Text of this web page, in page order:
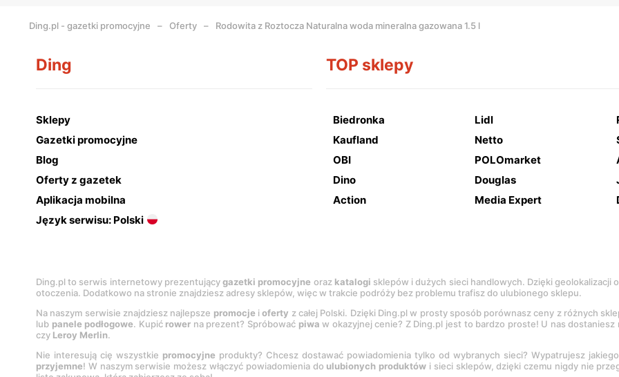
Ding.pl - gazetki promocyjne Oferty Rodowita z Roztocza Naturalna woda mineralna gazowana 1.5 l
Ding
Sklepy
Gazetki promocyjne
Blog
Oferty z gazetek
Aplikacja mobilna
Język serwisu: Polski
TOP sklepy
Biedronka Lidl
Kaufland
Netto
OBI
POLOmarket
Dino
Douglas
Action
Media Expert
Ding.pl to serwis internetowy prezentującygazetki promocyjne oraz katalogi sklepów i dużych sieci handlowych. Dzięki
otoczenia. Dodatkowo na stronie znajdziesz adresy sklepów, więc w trakcie podróży bez problemu trafisz do ulubionego sklepu.
Na naszym serwisie znajdziesz najlepsze promocje ioferty z całej Polski. Dzięki Ding.pl w prosty sposób porównasz ceny z różnych
lub panele podłogowe. Kupić rower na prezent? Spróbować piwa w okazyjnej cenie? Z Ding.pl jest to bardzo proste! U nas
czy Leroy Merlin.
Nie interesują cię wszystkie promocyjne produkty? Chcesz dostawać powiadomienia tylko od wybranych sieci? Wypatrujesz
przyjemne! W naszym serwisie możesz włączyć powiadomienia do ulubionych produktów i sieci sklepów, dzięki czemu nigdy nie